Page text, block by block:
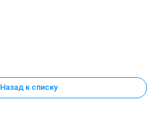
Назад к списку